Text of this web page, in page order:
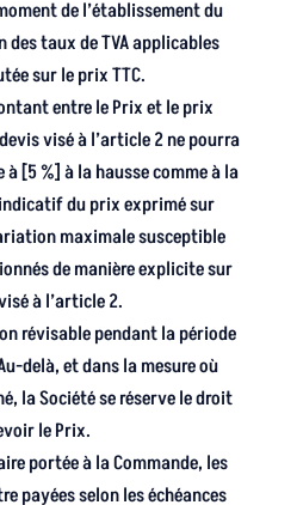
de l’établissement du
taux de TVA applicables
sur le prix TTC.
entre le Prix et le prix
visé à l’article 2 ne pourra
[5 %] à la hausse comme à la
du prix exprimé sur
maximale susceptible
de manière explicite sur
à l’article 2.
révisable pendant la période
delà, et dans la mesure où
la Société se réserve le droit
le Prix.
portée à la Commande, les
payées selon les échéances